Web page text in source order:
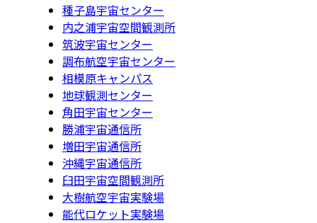
種子島宇宙センター
内之浦宇宙空間観測所
筑波宇宙センター
調布航空宇宙センター
相模原キャンパス
地球観測センター
角田宇宙センター
勝浦宇宙通信所
増田宇宙通信所
沖縄宇宙通信所
臼田宇宙空間観測所
大樹航空宇宙実験場
能代ロケット実験場